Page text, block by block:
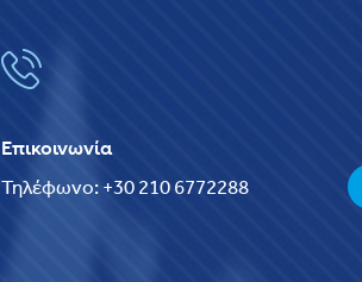
Επικοινωνία
Τηλέφωνο: +30 210 6772288